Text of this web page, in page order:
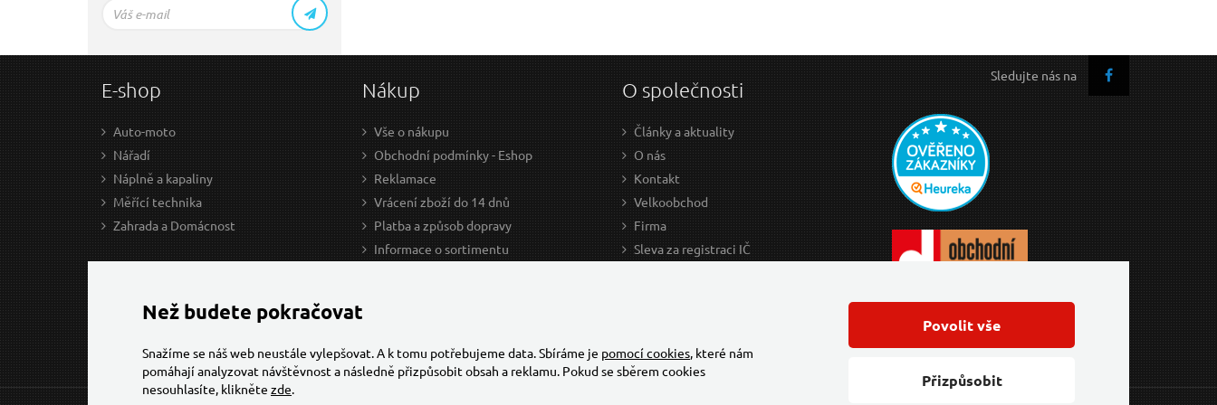
Sledujte nás na
E-shop
Auto-moto
Nářadí
Náplně a kapaliny
Měřící technika
Zahrada a Domácnost
Nákup
Vše o nákupu
Obchodní podmínky - Eshop
Reklamace
Vrácení zboží do 14 dnů
Platba a způsob dopravy
Informace o sortimentu
O společnosti
Články a aktuality
O nás
Kontakt
Velkoobchod
Firma
Sleva za registraci IČ
Než budete pokračovat
Snažíme se náš web neustále vylepšovat. A k tomu potřebujeme data. Sbíráme je pomocí cookies, které nám
pomáhají analyzovat návštěvnost a následně přizpůsobit obsah a reklamu. Pokud se sběrem cookies
nesouhlasíte, klikněte zde. Přizpůsobit
Povolit vše